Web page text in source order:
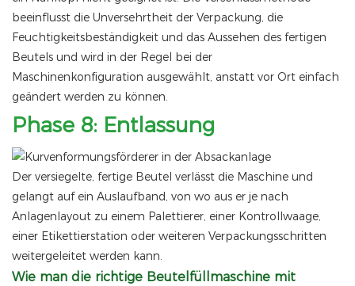
beeinflusst die Unversehrtheit der Verpackung, die
Feuchtigkeitsbeständigkeit und das Aussehen des fertigen
Beutels und wird in der Regel bei der
Maschinenkonfiguration ausgewählt, anstatt vor Ort einfach
geändert werden zu können.
Phase 8: Entlassung
Der versiegelte, fertige Beutel verlässt die Maschine und
gelangt auf ein Auslaufband, von wo aus er je nach
Anlagenlayout zu einem Palettierer, einer Kontrollwaage,
einer Etikettierstation oder weiteren Verpackungsschritten
weitergeleitet werden kann.
Wie man die richtige Beutelfüllmaschine mit